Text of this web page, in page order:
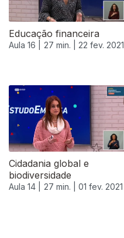
Educação financeira
Aula 16 | 27 min. | 22 fev. 2021
Cidadania global e
biodiversidade
Aula 14 | 27 min. | 01 fev. 2021